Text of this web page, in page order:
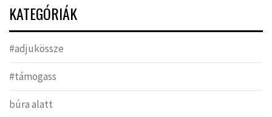
KATEGÓRIÁK
#adjukössze
#támogass
búra alatt